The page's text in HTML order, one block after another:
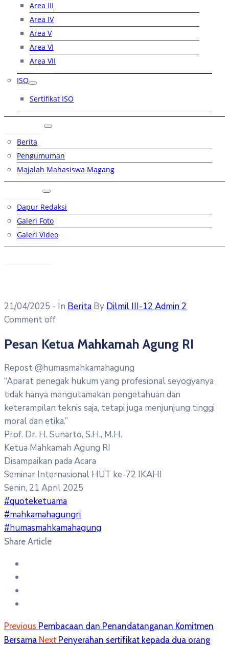
Area III
Area IV
Area V
Area VI
Area VII
ISO
Sertifikat ISO
Berita
Pengumuman
Majalah Mahasiswa Magang
Dapur Redaksi
Galeri Foto
Galeri Video
21/04/2025 - In Berita By Dilmil III-12 Admin 2
Comment off
Pesan Ketua Mahkamah Agung RI
Repost @humasmahkamahagung
“Aparat penegak hukum yang profesional seyogyanya
tidak hanya mengutamakan pengetahuan dan
keterampilan teknis saja, tetapi juga menjunjung tinggi
moral dan etika.”
Prof. Dr. H. Sunarto, S.H., M.H.
Ketua Mahkamah Agung RI
Disampaikan pada Acara
Seminar Internasional HUT ke-72 IKAHI
Senin, 21 April 2025
#quoteketuama
#mahkamahagungri
#humasmahkamahagung
Share Article
Previous Pembacaan dan Penandatanganan Komitmen
Bersama Next Penyerahan sertifikat kepada dua orang